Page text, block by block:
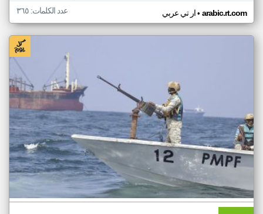
ار تي عربي• arabic.rt.com عدد الكلمات: ٣٦٥